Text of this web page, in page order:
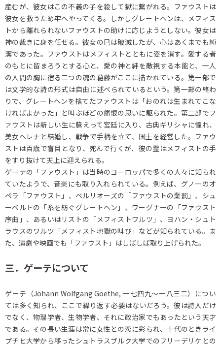
産むが、彼女はこの不義の子を殺して獄に繋がれる。ファウストは
彼女を救うため牢へやってくる。しかしグレートヘンは、メフィス
トから離れられないファウストの助けに応じようとしない。彼女は
神の裁きに身を任せる。彼女の巳は破滅したが、心はあくまでも純
潔であった。ファウストはメフィストとともに姿を消す。愛する者
のもとに留まろうとする心と、愛の神と絆を敵視する本能と、一人
の人間の胸に宿る二つの魂の葛藤がここに描かれている。第一部で
は文学的な詩の形式は自由に述べられているという。第一部の終わ
りで、グレートヘンを捨てたファウストは「おのれは生まれてこな
ければよかった」と叫ぶほどの痛恨の思いに駆られた。第二部でフ
ァウストは新しい生に蘇えって宮廷に入り、古典ギリシャに憧れ、
美女ヘレナと結婚し、戦争で手柄を立て、国土を経営した。ファウ
ストは百歳で盲目となり、死んで行くが、彼の霊はメフィストの手
をすり抜けて天上に迎えられる。
ゲーテの「ファウスト」は当時のヨーロッパで多くの人々に知られ
ていたようで、音楽にも取り入れられている。例えば、グノーのオ
ペラ「ファウスト」、ベルリオーズの「ファウストの業罰」、シュ
ーベルトの「糸を紡ぐグレートヘン」、ワーグナーの「ファウスト
序曲」、あるいはリストの「メフィストワルツ」、ヨハン・シュト
ラウスのワルツ「メフィスト地獄の叫び」などが知られている。ま
た、演劇や映画でも「ファウスト」はしばしば取り上げられた。
三．ゲーテについて
ゲーテ（Johann Wolfgang Goethe, 一七四九～一八三二）につい
ては多く知られ、ここで繰り返す必要はないだろう。彼は詩人だけ
でなく、物理学者、生物学者、それに政治家でもあったという天才
である。その長い生涯は常に女性との恋に彩られ、十代のときライ
プチヒ大学から移ったシュトラスブルク大学でのフリーデリケとの